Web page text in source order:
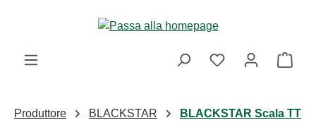
Passa al contenuto principale
Il
Produttore BLACKSTAR BLACKSTAR Scala TT